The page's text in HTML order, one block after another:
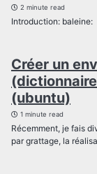
2 minute read
Introduction: baleine:
Créer un
(ubuntu)
1 minute read
Récemment, je fais
par grattage, la